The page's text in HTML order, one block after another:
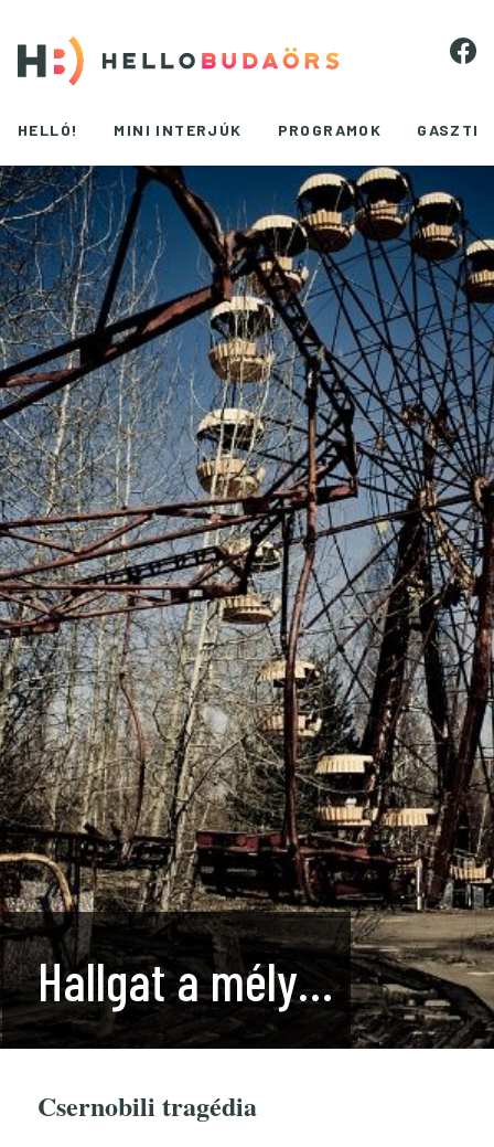
HELLÓ! MINI INTERJÚK PROGRAMOK
Hallgat a mély…
Csernobili tragédia